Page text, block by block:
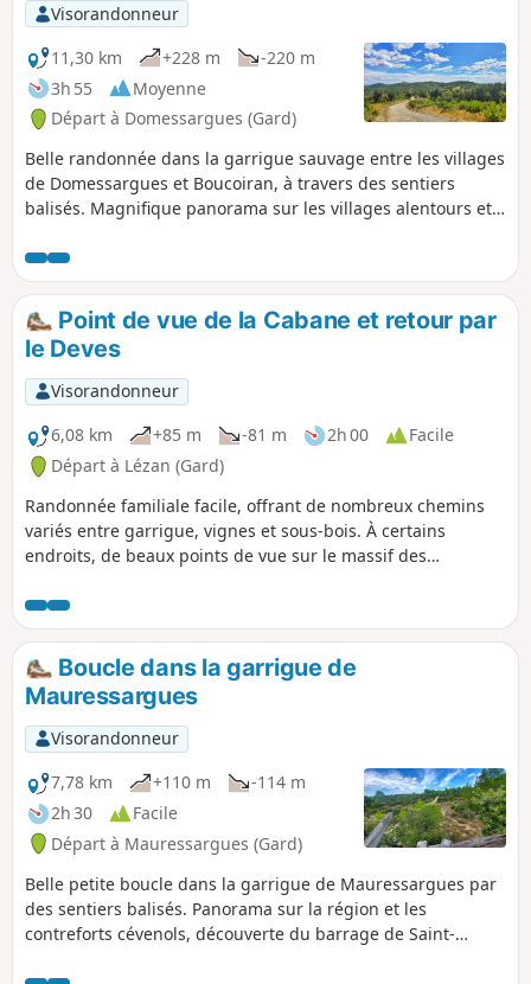
Visorandonneur
11,30 km
+228 m
-220 m
3h 55
Moyenne
Départ à Domessargues (Gard)
Belle randonnée dans la garrigue sauvage entre les villages
de Domessargues et Boucoiran, à travers des sentiers
balisés. Magnifique panorama sur les villages alentours et
Point de vue de la Cabane et retour par
le Deves
Visorandonneur
6,08 km
+85 m -81 m 2h 00
Facile
Départ à Lézan (Gard)
Randonnée familiale facile, offrant de nombreux chemins
variés entre garrigue, vignes et sous-bois. À certains
endroits, de beaux points de vue sur le massif des
Randonnées avec faible dénivelé pour une belle balade en
famille.
Boucle dans la garrigue de
Mauressargues
Visorandonneur
7,78 km
+110 m
-114 m
2h 30
Facile
Départ à Mauressargues (Gard)
Belle petite boucle dans la garrigue de Mauressargues par
des sentiers balisés. Panorama sur la région et les
contreforts cévenols, découverte du barrage de Saint-